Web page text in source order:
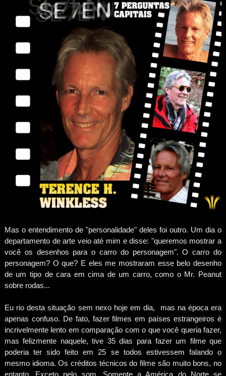
Mas o entendimento de "personalidade" deles foi outro. Um dia o
departamento de arte veio até mim e disse: "queremos mostrar a
você os desenhos para o carro do personagem". O carro do
personagem? O que? E eles me mostraram esse belo desenho
de um tipo de cara em cima de um carro, como o Mr. Peanut
sobre rodas...
Eu rio desta situação sem nexo hoje em dia, mas na época era
apenas confuso. De fato, fazer filmes em países estrangeiros é
incrivelmente lento em comparação com o que você queria fazer,
mas felizmente naquele, tive 35 dias para fazer um filme que
poderia ter sido feito em 25 se todos estivessem falando o
mesmo idioma. Os créditos técnicos do filme são muito bons, no
entanto. Exceto pelo som. Somente a América do Norte se